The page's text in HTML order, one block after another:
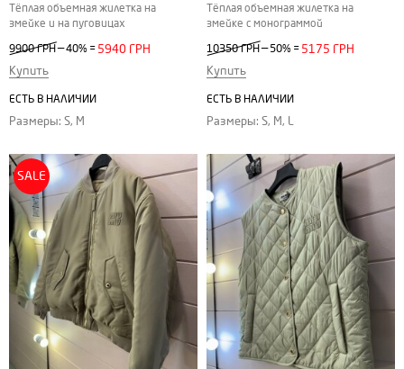
Тёплая объемная жилетка на
змейке и на пуговицах
9900 ГРН—40% = 5940 ГРН
Купить
ЕСТЬ В НАЛИЧИИ
Размеры: S, M
Тёплая объемная жилетка на
змейке с монограммой
10350 ГРН— 50% = 5175 ГРН
Купить
ЕСТЬ В НАЛИЧИИ
Размеры: S, M, L
SALE